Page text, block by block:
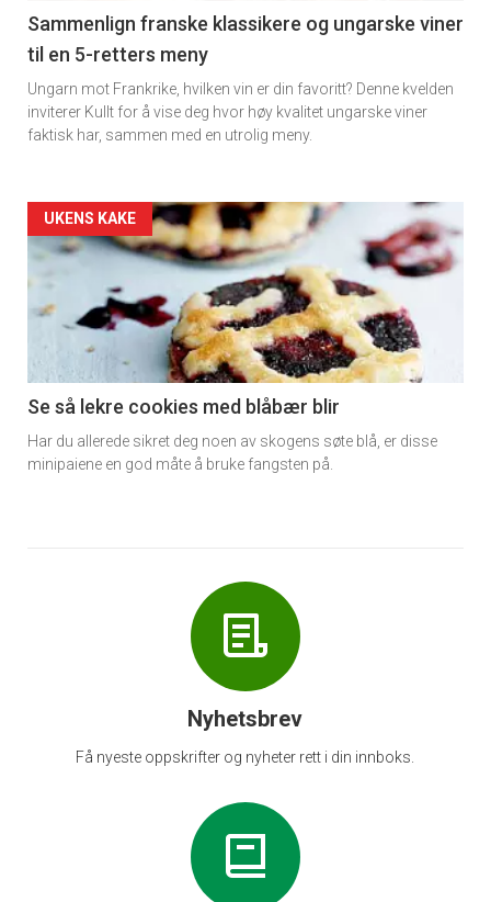
5
Sammenlign franske klassikere og ungarske viner
til en 5-retters meny
Ungarn mot Frankrike, hvilken vin er din favoritt? Denne kvelden
inviterer Kullt for å vise deg hvor høy kvalitet ungarske viner
faktisk har, sammen med en utrolig meny.
Forsiden
akkurat
nå
6
UKENS KAKE
Se så lekre cookies med blåbær blir
Har du allerede sikret deg noen av skogens søte blå, er disse
minipaiene en god måte å bruke fangsten på.
Nyhetsbrev
Få nyeste oppskrifter og nyheter rett i din innboks.